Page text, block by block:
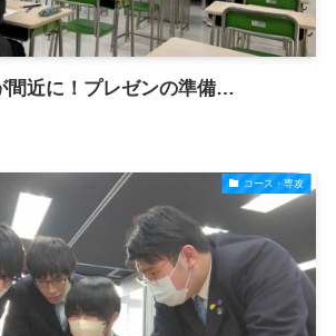
間近に！プレゼンの準備…
コース・専攻